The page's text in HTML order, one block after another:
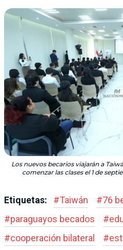
Los nuevos becarios viajarán a
comenzar las clases el 1 de
Etiquetas: #Taiwán #76
#paraguayos becados #
#cooperación bilateral #